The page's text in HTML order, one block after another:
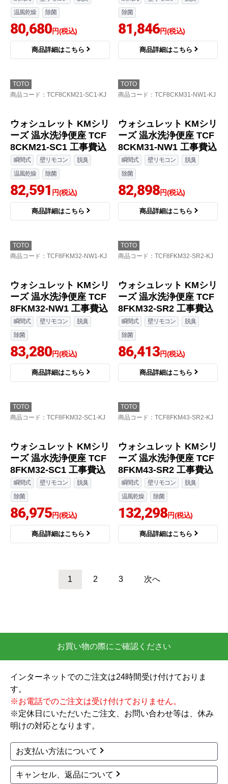
ウォシュレット KMシリ
ーズ 温水洗浄便座 TCF
瞬間式
温風乾燥
80,680 円(税込)
商品詳細はこちら
ウォシュレット KMシリ
ーズ 温水洗浄便座 TCF
瞬間式
除菌
81,846 円(税込)
商品詳細はこちら
TOTO
ウォシュレット KMシリ
ーズ 温水洗浄便座 TCF
8CKM21-SC1 工事費込
瞬間式
温風乾燥
除菌
82,591円(税込)
TOTO
ウォシュレット KMシリ
ーズ 温水洗浄便座 TCF
8CKM31-NW1 工事費込
瞬間式
除菌
82,898円(税込)
TOTO
商品詳細はこちら
TOTO
瞬間式 壁リモコン
商品詳細はこちら
商品コード
：TCF8FKM32-SC1-KJ
商品コード：TCF8FKM43-SR2-KJ